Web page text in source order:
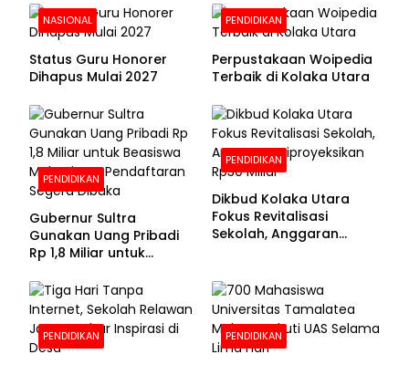
Foto Putrinya Perlihatkan
Ijazah
NASIONAL
Status Guru Honorer
Dihapus Mulai 2027
PENDIDIKAN
Perpustakaan Woipedia
Terbaik di Kolaka Utara
PENDIDIKAN
Gubernur Sultra
Gunakan Uang Pribadi
Rp 1,8 Miliar untuk
Pendaftaran Segera
Dibuka
PENDIDIKAN
Dikbud Kolaka Utara
Fokus Revitalisasi
Sekolah, Anggaran
PENDIDIKAN PENDIDIKAN